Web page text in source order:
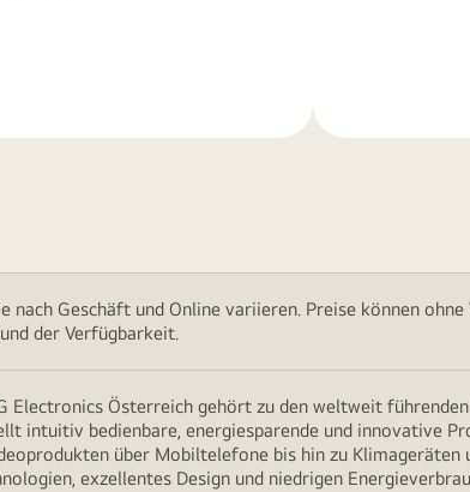
Geschäft und Online variieren. Preise können
der Verfügbarkeit.
Electronics Österreich gehört zu den weltweit
intuitiv bedienbare, energiesparende und innovative
über Mobiltelefone bis hin zu
exzellentes Design und niedrigen